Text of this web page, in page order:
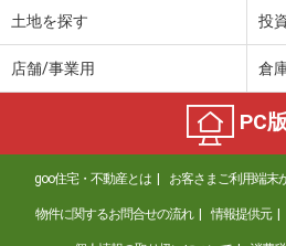
土地を探す 投
店舗/事業用 倉
PC
goo住宅・不動産とは お客さまご利用端末
物件に関するお問合せの流れ 情報提供元